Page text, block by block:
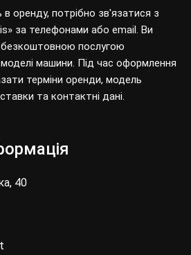
оренду, потрібно зв'язатися з
за телефонами або email. Ви
послугою
машини. Під час оформлення
терміни оренди, модель
та контактні дані.
40